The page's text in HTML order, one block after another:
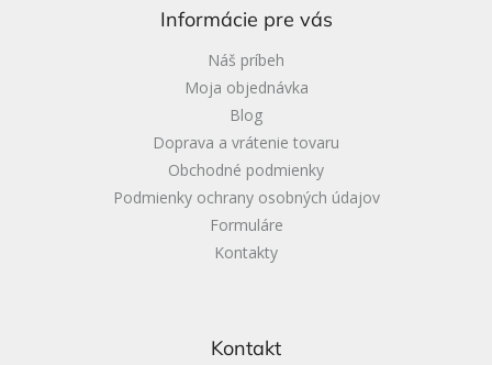
Informácie pre vás
Náš príbeh
Moja objednávka
Blog
Doprava a vrátenie tovaru
Obchodné podmienky
Podmienky ochrany osobných údajov
Formuláre
Kontakty
Kontakt